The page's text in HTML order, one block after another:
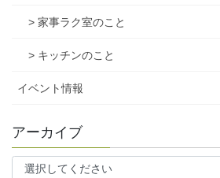
> 家事ラク室のこと
> キッチンのこと
イベント情報
アーカイブ